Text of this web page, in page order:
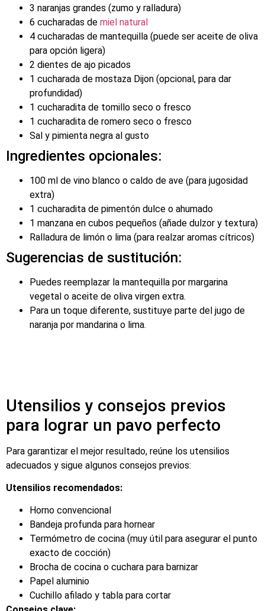
3 naranjas grandes (zumo y ralladura)
6 cucharadas de miel natural
4 cucharadas de mantequilla (puede ser aceite de oliva
para opción ligera)
2 dientes de ajo picados
1 cucharada de mostaza Dijon (opcional, para dar
profundidad)
1 cucharadita de tomillo seco o fresco
1 cucharadita de romero seco o fresco
Sal y pimienta negra al gusto
Ingredientes opcionales:
100 ml de vino blanco o caldo de ave (para jugosidad
extra)
1 cucharadita de pimentón dulce o ahumado
1 manzana en cubos pequeños (añade dulzor y textura)
Ralladura de limón o lima (para realzar aromas cítricos)
Sugerencias de sustitución:
Puedes reemplazar la mantequilla por margarina
vegetal o aceite de oliva virgen extra.
Para un toque diferente, sustituye parte del jugo de
naranja por mandarina o lima.
Utensilios y consejos previos
para lograr un pavo perfecto
Para garantizar el mejor resultado, reúne los utensilios
adecuados y sigue algunos consejos previos:
Utensilios recomendados:
Horno convencional
Bandeja profunda para hornear
Termómetro de cocina (muy útil para asegurar el punto
exacto de cocción)
Brocha de cocina o cuchara para barnizar
Papel aluminio
Cuchillo afilado y tabla para cortar